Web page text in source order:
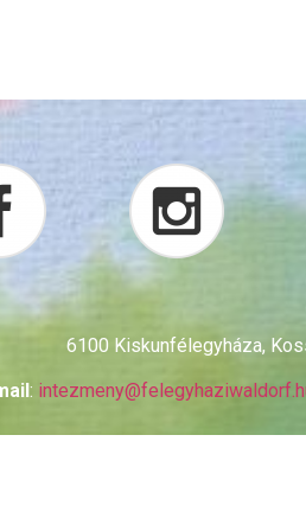
6100 Kiskunfélegyháza,
: intezmeny@